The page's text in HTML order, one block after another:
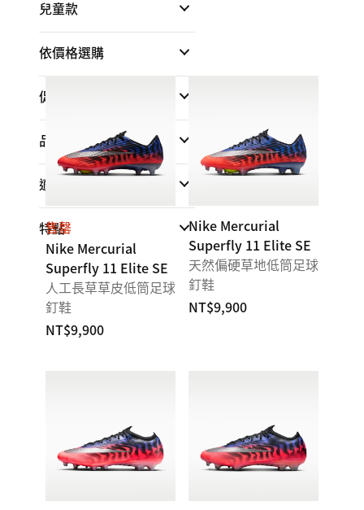
兒童款
依價格選購
促銷與折扣
品牌
適合
特點
售罄
Nike Mercurial
Superfly 11 Elite SE
人工長草草皮低筒足球
釘鞋
NT$9,900
Nike Mercurial
Superfly 11 Elite SE
天然偏硬草地低筒足球
釘鞋
NT$9,900